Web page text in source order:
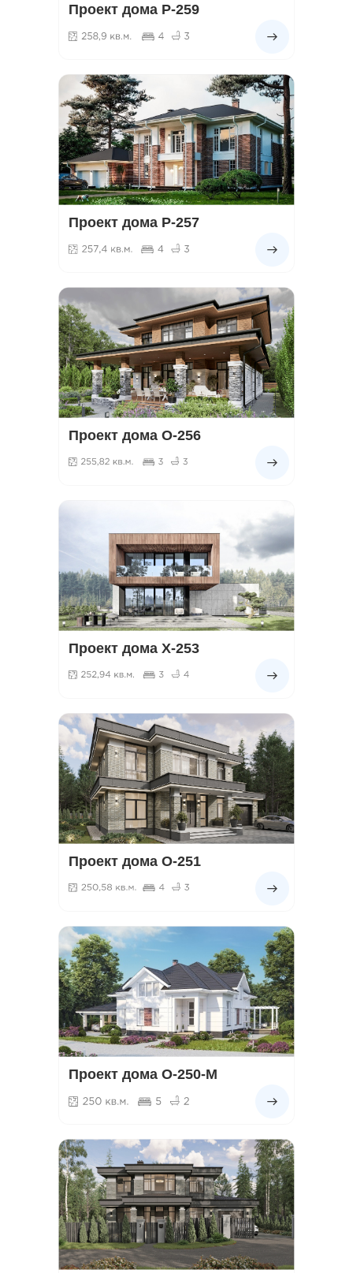
Проект дома Р-259
Проект дома Р-257
Проект дома О-256
Проект дома Х-253
Проект дома О-251
Проект дома О-250-М